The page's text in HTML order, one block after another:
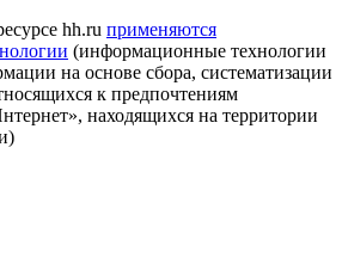
hh.ru применяются
(информационные технологии
на основе сбора, систематизации
к предпочтениям
находящихся на территории